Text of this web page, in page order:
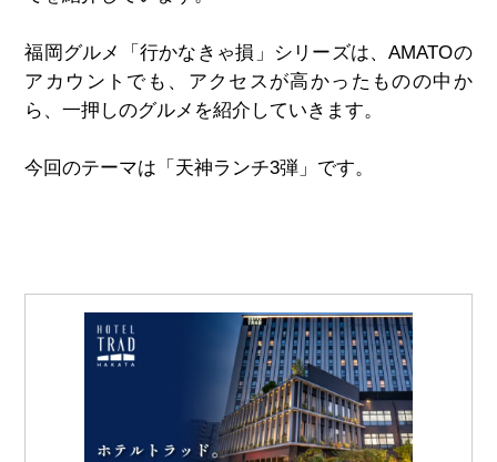
福岡グルメ「行かなきゃ損」シリーズは、AMATOの
アカウントでも、アクセスが高かったものの中か
ら、一押しのグルメを紹介していきます。
今回のテーマは「天神ランチ3弾」です。